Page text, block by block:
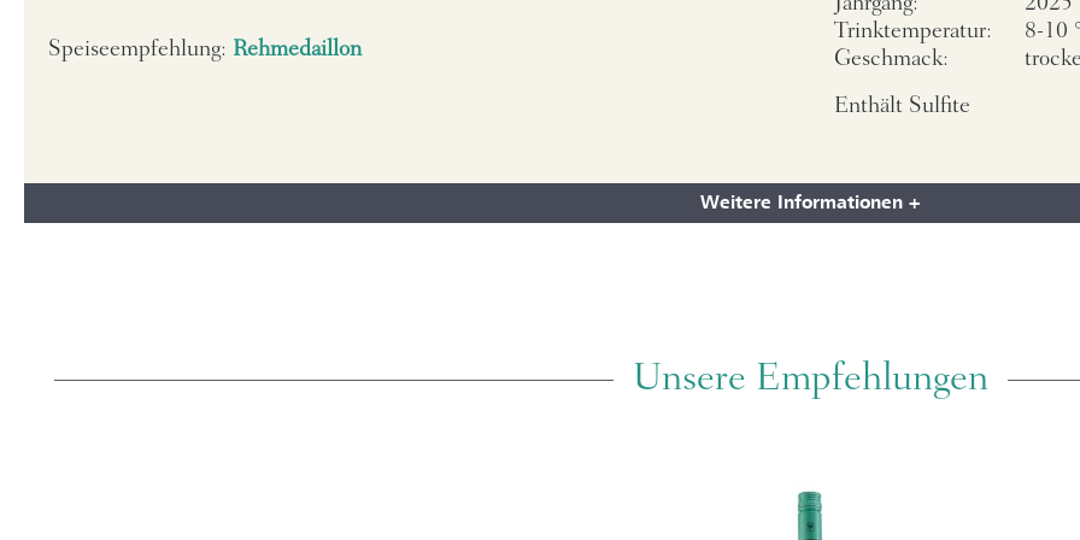
Speiseempfehlung: Rehmedaillon
Trinktemperatur:
8-10
Geschmack:
Enthält Sulfite
Weitere Informationen +
Unsere Empfehlungen